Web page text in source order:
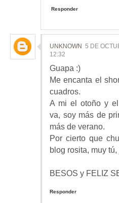
Responder
UNKNOWN 5 DE
12:32
Guapa :)
Me encanta el
cuadros.
A mi el otoño y
va, soy más de
más de verano.
Por cierto que
blog rosita, muy tú,
BESOS y FELIZ
Responder